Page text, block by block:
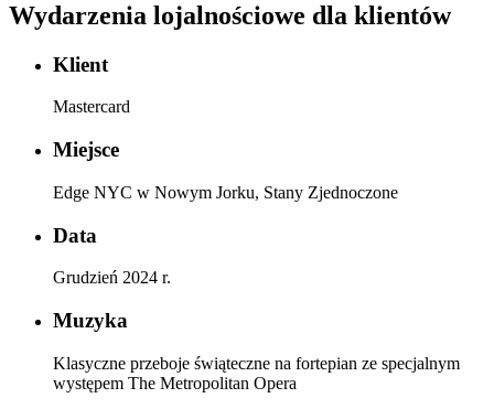
Wydarzenia lojalnościowe dla klientów
Klient
Mastercard
Miejsce
Edge NYC w Nowym Jorku, Stany Zjednoczone
Data
Grudzień 2024 r.
Muzyka
Klasyczne przeboje świąteczne na fortepian ze specjalnym
występem The Metropolitan Opera